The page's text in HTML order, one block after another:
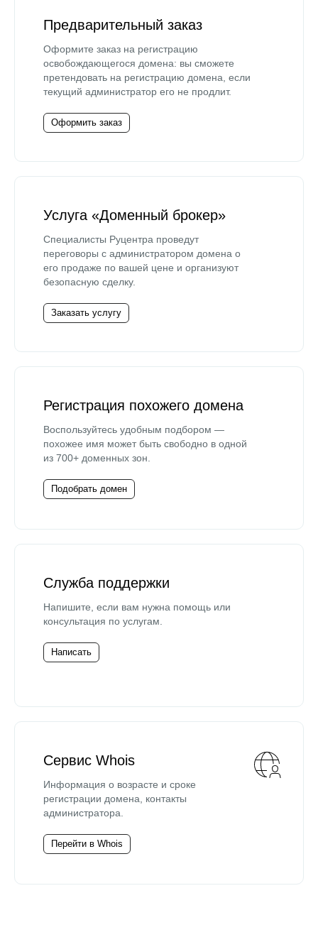
Предварительный заказ
Оформите заказ на регистрацию
освобождающегося домена: вы сможете
претендовать на регистрацию домена, если
текущий администратор его не продлит.
Оформить заказ
Услуга «Доменный брокер»
Специалисты Руцентра проведут
переговоры с администратором домена о
его продаже по вашей цене и организуют
безопасную сделку.
Заказать услугу
Регистрация похожего домена
Воспользуйтесь удобным подбором —
похожее имя может быть свободно в одной
из 700+ доменных зон.
Подобрать домен
Служба поддержки
Напишите, если вам нужна помощь или
консультация по услугам.
Написать
Сервис Whois
Информация о возрасте и сроке
регистрации домена, контакты
администратора.
Перейти в Whois